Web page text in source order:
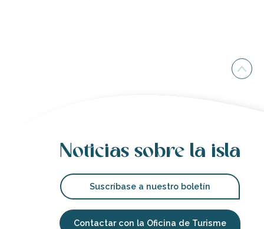
Noticias sobre la isla
Suscríbase a nuestro boletín
Contactar con la Oficina de Turisme